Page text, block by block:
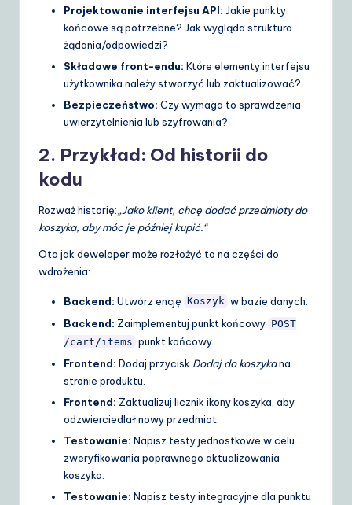
Projektowanie interfejsu API: Jakie punkty
końcowe są potrzebne? Jak wygląda struktura
żądania/odpowiedzi?
Składowe front-endu: Które elementy interfejsu
użytkownika należy stworzyć lub zaktualizować?
Bezpieczeństwo: Czy wymaga to sprawdzenia
uwierzytelnienia lub szyfrowania?
2. Przykład: Od historii do
kodu
Rozważ historię:„Jako klient, chcę dodać przedmioty do
koszyka, aby móc je później kupić.“
Oto jak deweloper może rozłożyć to na części do
wdrożenia:
Backend: Utwórz encję Koszyk w bazie danych.
Backend: Zaimplementuj punkt końcowy POST
/cart/items punkt końcowy.
Frontend: Dodaj przycisk Dodaj do koszykana
stronie produktu.
Frontend: Zaktualizuj licznik ikony koszyka, aby
odzwierciedlał nowy przedmiot.
Testowanie: Napisz testy jednostkowe w celu
zweryfikowania poprawnego aktualizowania
koszyka.
Testowanie: Napisz testy integracyjne dla punktu